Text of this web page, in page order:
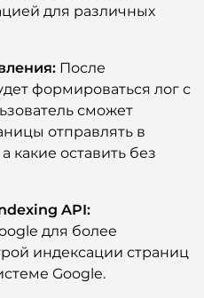
для различных
После
формироваться лог с
сможет
отправлять в
какие оставить без
API:
для более
индексации страниц
Google.